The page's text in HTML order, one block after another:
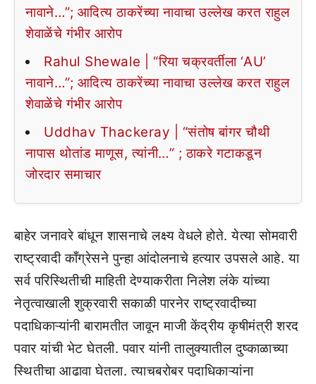
नावाने…”; आदित्य ठाकरेंच्या नावाचा उल्लेख करत राहुल
शेवाळेंचे गंभीर आरोप
Rahul Shewale | “रिया चक्रवर्तीला ‘AU’
नावाने…”; आदित्य ठाकरेंच्या नावाचा उल्लेख करत राहुल
शेवाळेंचे गंभीर आरोप
Uddhav Thackeray | “संतोष बांगर चौथी
नापास थोतांड माणूस, त्यांनी…” ; ठाकरे गटाकडून
जोरदार समाचार
बाहेर जनावरे बांधून शासनाचे लक्ष्य वेधले होते. येत्या सोमवारी
राष्ट्रवादी काँग्रेसने पुन्हा आंदोलनाचे हत्यार उपसले आहे. या
सर्व परिस्थितीची माहिती देण्याकरीता निलेश लंके यांच्या
नेतृत्वाखाली शुक्रवारी सकाळी पारनेर राष्ट्रवादीच्या
पदाधिकाऱ्यांनी बारामतीत जावून माजी केंद्रीय कृषीमंत्री शरद
पवार यांची भेट घेतली. पवार यांनी तालुक्यातील दुष्काळाच्या
स्थितीचा आढावा घेतला. त्याचबरोबर पदाधिकाऱ्यांना